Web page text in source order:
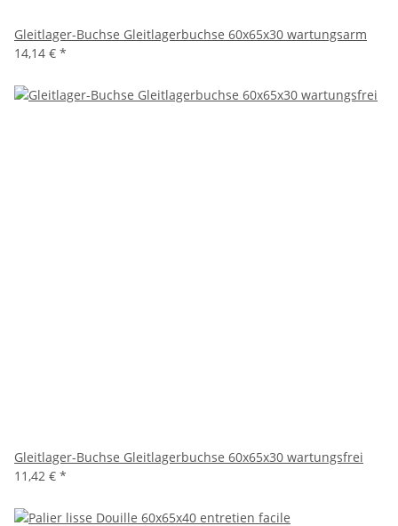
Gleitlager-Buchse Gleitlagerbuchse 60x65x30 wartungsarm
14,14 € *
Gleitlager-Buchse Gleitlagerbuchse 60x65x30 wartungsfrei
11,42 € *